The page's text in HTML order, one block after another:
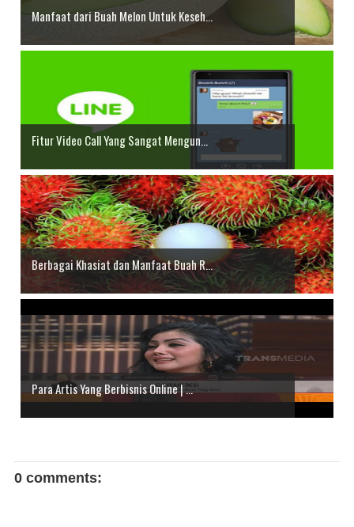
Manfaat dari Buah Melon Untuk Keseh...
Fitur Video Call Yang Sangat Mengun...
Berbagai Khasiat dan Manfaat Buah R...
Para Artis Yang Berbisnis Online | ...
0 comments: